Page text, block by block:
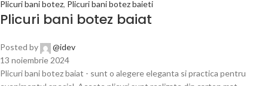
Plicuri bani botez, Plicuri bani botez baieti
Plicuri bani botez baiat
Posted by
@idev
13 noiembrie 2024
Plicuri bani botez baiat - sunt o alegere eleganta si practica pentru